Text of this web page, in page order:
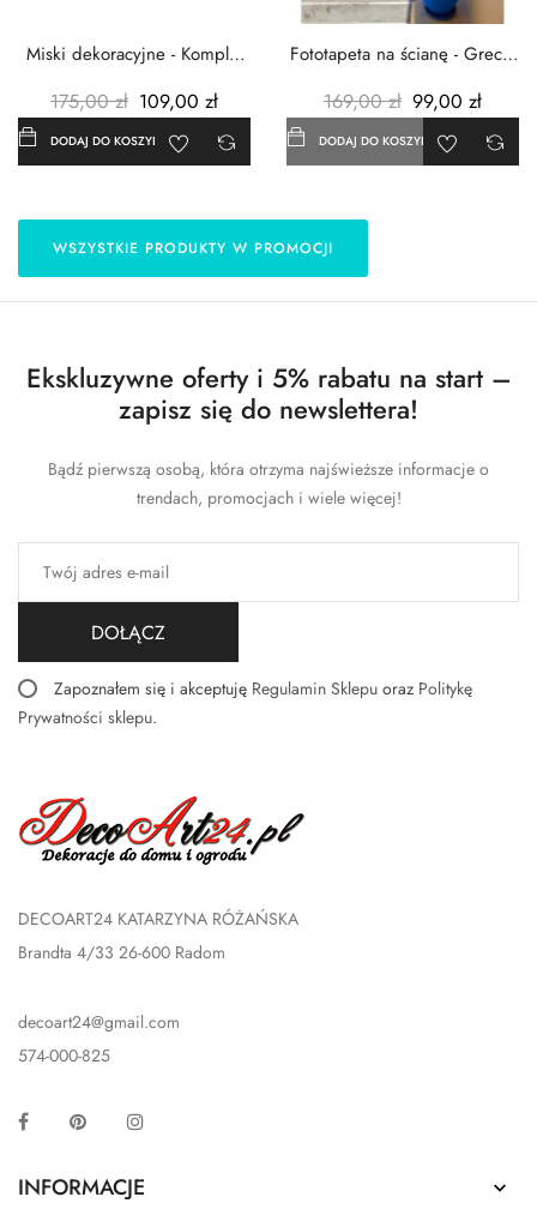
Miski dekoracyjne - Komplet
175,00 zł 109,00 zł
DODAJ DO KOSZYKA
Fototapeta na ścianę - Grecja
169,00 zł 99,00 zł
DODAJ DO KOSZYKA
WSZYSTKIE PRODUKTY W PROMOCJI
Ekskluzywne oferty i 5% rabatu na start –
zapisz się do newslettera!
Bądź pierwszą osobą, która otrzyma najświeższe informacje o
trendach, promocjach i wiele więcej!
DOŁĄCZ
Zapoznałem się i akceptuję Regulamin Sklepu oraz Politykę
Prywatności sklepu.
DECOART24 KATARZYNA RÓŻAŃSKA
Brandta 4/33 26-600 Radom
decoart24@gmail.com
574-000-825
Facebook Pinterest
INFORMACJE 